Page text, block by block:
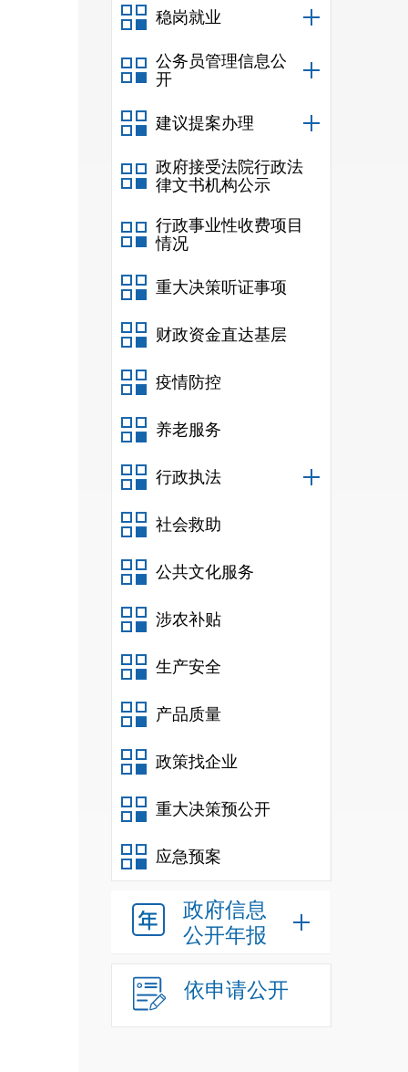
稳岗就业
公务员管理信息公
开
建议提案办理
政府接受法院行政法
律文书机构公示
行政事业性收费项目
情况
重大决策听证事项
财政资金直达基层
疫情防控
养老服务
行政执法
社会救助
公共文化服务
涉农补贴
生产安全
产品质量
政策找企业
重大决策预公开
应急预案
政府信息
公开年报
依申请公开